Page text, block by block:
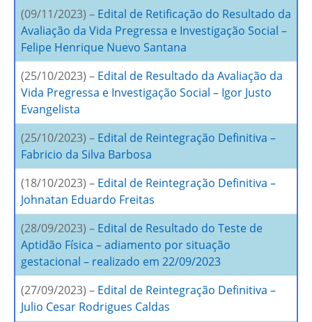
(09/11/2023) – Edital de Retificação do Resultado da
Avaliação da Vida Pregressa e Investigação Social –
Felipe Henrique Nuevo Santana
(25/10/2023) – Edital de Resultado da Avaliação da
Vida Pregressa e Investigação Social – Igor Justo
Evangelista
(25/10/2023) – Edital de Reintegração Definitiva –
Fabricio da Silva Barbosa
(18/10/2023) – Edital de Reintegração Definitiva –
Johnatan Eduardo Freitas
(28/09/2023) – Edital de Resultado do Teste de
Aptidão Física – adiamento por situação
gestacional – realizado em 22/09/2023
(27/09/2023) – Edital de Reintegração Definitiva –
Julio Cesar Rodrigues Caldas